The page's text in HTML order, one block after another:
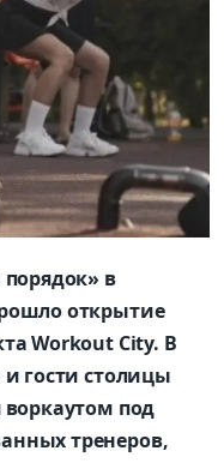
в
открытие
Workout City. В
гости столицы
воркаутом под
тренеров,